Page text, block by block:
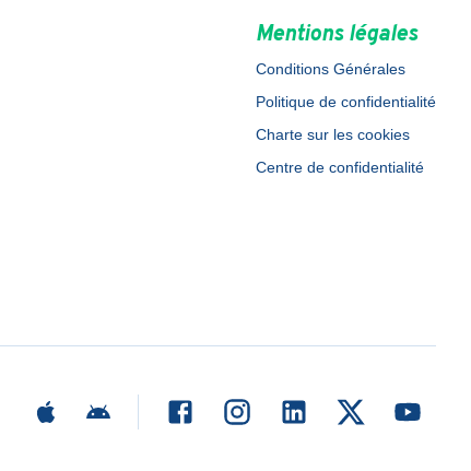
Mentions légales
Conditions Générales
Politique de confidentialité
Charte sur les cookies
Centre de confidentialité